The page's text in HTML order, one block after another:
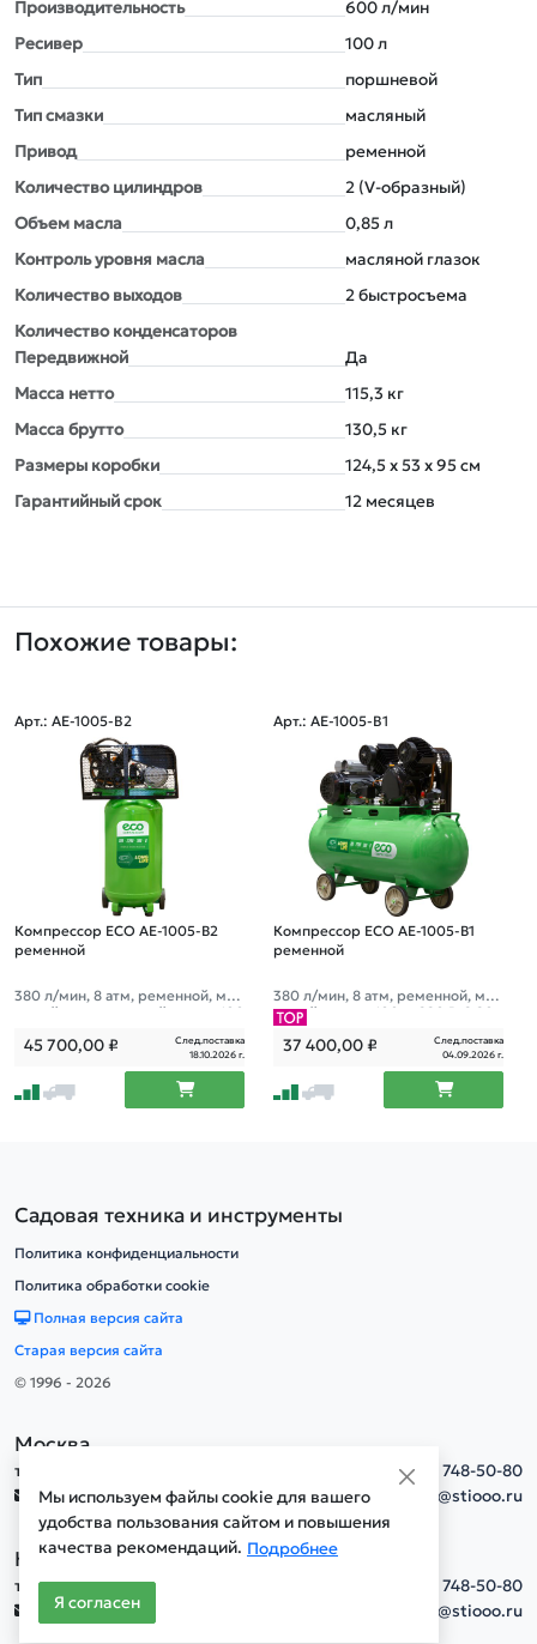
Производительность
600 л/мин
Ресивер
100 л
Тип
поршневой
Тип смазки
масляный
Привод
ременной
Количество цилиндров
2 (V-образный)
Объем масла
0,85 л
Контроль уровня масла
масляной глазок
Количество выxодов
2 быстросъема
Количество конденсаторов
Передвижной
Да
Масса нетто
115,3 кг
Масса брутто
130,5 кг
Размеры коробки
124,5 x 53 x 95 см
Гарантийный срок
12 месяцев
Похожие товары:
Арт.: AE-1005-B2
Компрессор ECO AE-1005-B2
ременной
380 л/мин, 8 атм, ременной, мас
ляный, вертикальный ресив. 100
45 700,00₽
След.поставка
18.10.2026 г.
Арт.: AE-1005-B1
Компрессор ECO AE-1005-B1
ременной
380 л/мин, 8 атм, ременной, мас
ляный, ресив. 100 л, 220 В, 2.20
кВт
37 400,00₽
След.поставка
04.09.2026 г.
Мы используем файлы cookie для вашего
удобства пользования сайтом и повышения
качества рекомендаций. Подробнее
Я согласен
Садовая техника и инструменты
Политика конфиденциальности
Политика обработки cookie
Полная версия сайта
Старая версия сайта
© 1996 - 2026
Москва
тел.
+7(495) 748-50-80
info@stiooo.ru
Новосибирск
тел.
+7(495) 748-50-80
info@stiooo.ru